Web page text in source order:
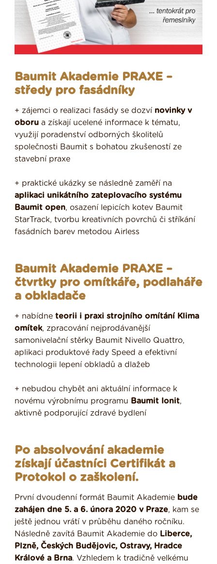
Baumit Akademie PRAXE –
středy pro fasádníky
+ zájemci o realizaci fasády se dozví novinky v
oboru a získají ucelené informace k tématu,
využijí poradenství odborných školitelů
společnosti Baumit s bohatou zkušeností ze
stavební praxe
+ praktické ukázky se následně zaměří na
aplikaci unikátního zateplovacího systému
Baumit open, osazení lepicích kotev Baumit
StarTrack, tvorbu kreativních povrchů či stříkání
fasádních barev metodou Airless
Baumit Akademie PRAXE –
čtvrtky pro omítkáře, podlaháře
a obkladače
+ nabídne teorii i praxi strojního omítání Klima
omítek, zpracování nejprodávanější
samonivelační stěrky Baumit Nivello Quattro,
aplikaci produktové řady Speed a efektivní
technologii lepení obkladů a dlažeb
+ nebudou chybět ani aktuální informace k
novému výrobnímu programu Baumit Ionit,
aktivně podporující zdravé bydlení
Po absolvování akademie
získají účastníci Certifikát a
Protokol o zaškolení.
První dvoudenní formát Baumit Akademie bude
zahájen dne 5. a 6. února 2020 v Praze, kam se
ještě jednou vrátí v průběhu daného ročníku.
Následně zavítá Baumit Akademie do Liberce,
Plzně, Českých Budějovic, Ostravy, Hradce
Králové a Brna. Vzhledem k tradičně velkému